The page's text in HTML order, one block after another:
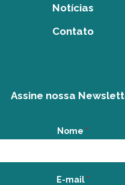
Notícias
Contato
Assine nossa
Nome *
E-mail *